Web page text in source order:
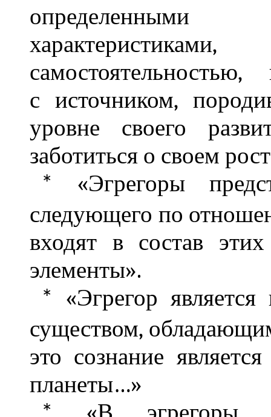
с источником,
уровне своего
заботиться о своем
*
«Эгрегоры
следующего по
входят в состав
элементы».
*
«Эгрегор
существом,
это сознание
планеты…»